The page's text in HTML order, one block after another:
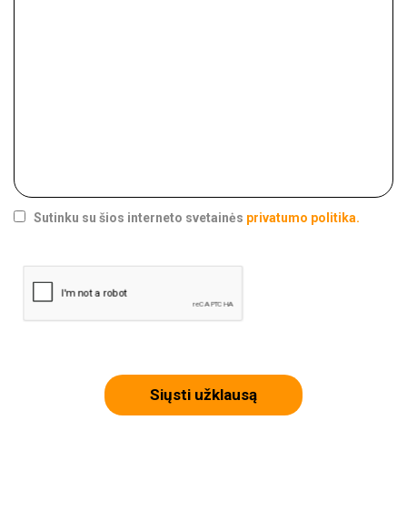
Sutinku su šios interneto svetainės privatumo politika.
Siųsti užklausą